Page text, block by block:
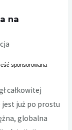
na
całkowitej
jest już po prostu
globalna